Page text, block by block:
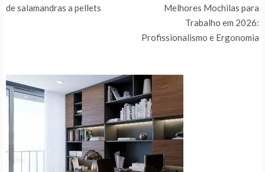
de
de salamandras a pellets
Melhores Mochilas para
Trabalho em 2026:
Profissionalismo e Ergonomia